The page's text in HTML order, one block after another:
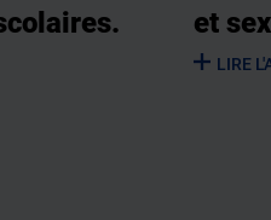
et
LIRE